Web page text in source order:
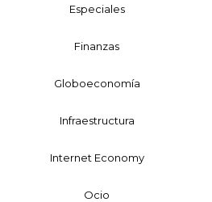
Especiales
Finanzas
Globoeconomía
Infraestructura
Internet Economy
Ocio